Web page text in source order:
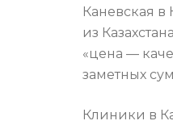
Каневская
из
«цена —
заметных
Клиники в